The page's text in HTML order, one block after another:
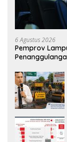
6 Agustus 2026
Pemprov